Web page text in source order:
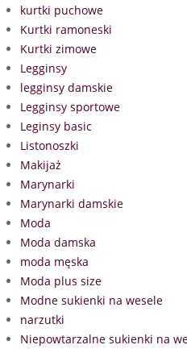
kurtki puchowe
Kurtki ramoneski
Kurtki zimowe
Legginsy
legginsy damskie
Legginsy sportowe
Leginsy basic
Listonoszki
Makijaż
Marynarki
Marynarki damskie
Moda
Moda damska
moda męska
Moda plus size
Modne sukienki na wesele
narzutki
Niepowtarzalne sukienki na